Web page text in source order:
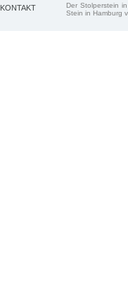
KONTAKT
Der Stolperstein
Stein in Hamburg